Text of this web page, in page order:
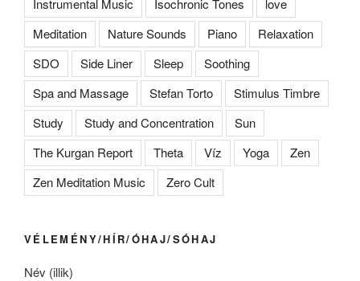
Instrumental Music Isochronic Tones
love
Meditation
Nature Sounds Piano
Relaxation
SDO
Side Liner Sleep
Soothing
Spa and Massage
Stefan Torto
Stimulus Timbre
Study
Study and Concentration
Sun
The Kurgan Report
Theta Víz Yoga
Zen
Zen Meditation Music
Zero Cult
VÉLEMÉNY/HÍR/ÓHAJ/SÓHAJ
Név (illik)